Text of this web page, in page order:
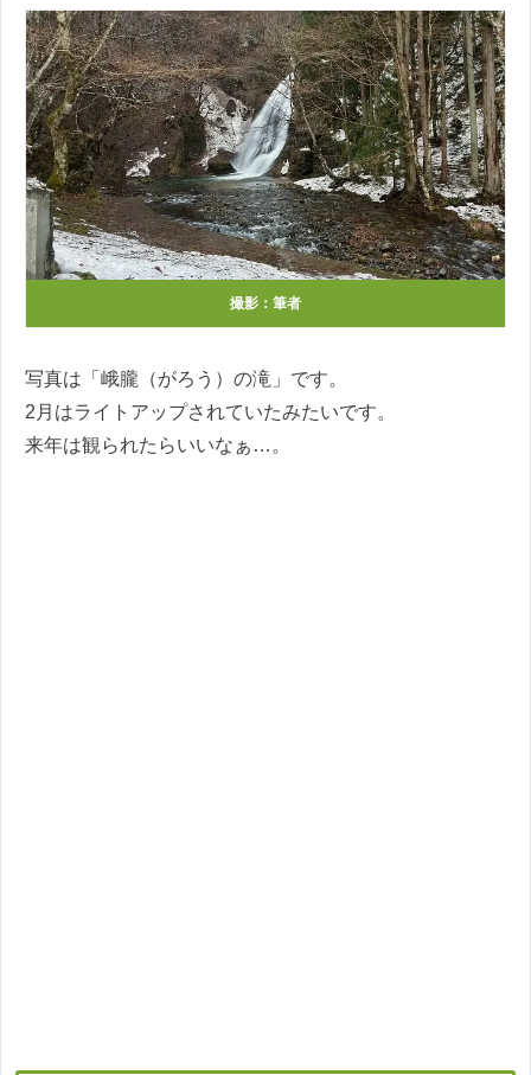
撮影：筆者
写真は「峨朧（がろう）の滝」です。
2月はライトアップされていたみたいです。
来年は観られたらいいなぁ…。